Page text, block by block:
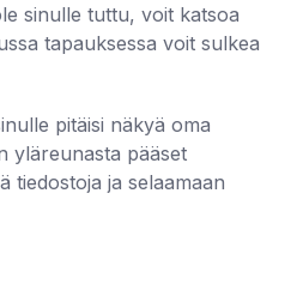
sinulle tuttu, voit katsoa
tapauksessa voit sulkea
pitäisi näkyä oma
yläreunasta pääset
tiedostoja ja selaamaan